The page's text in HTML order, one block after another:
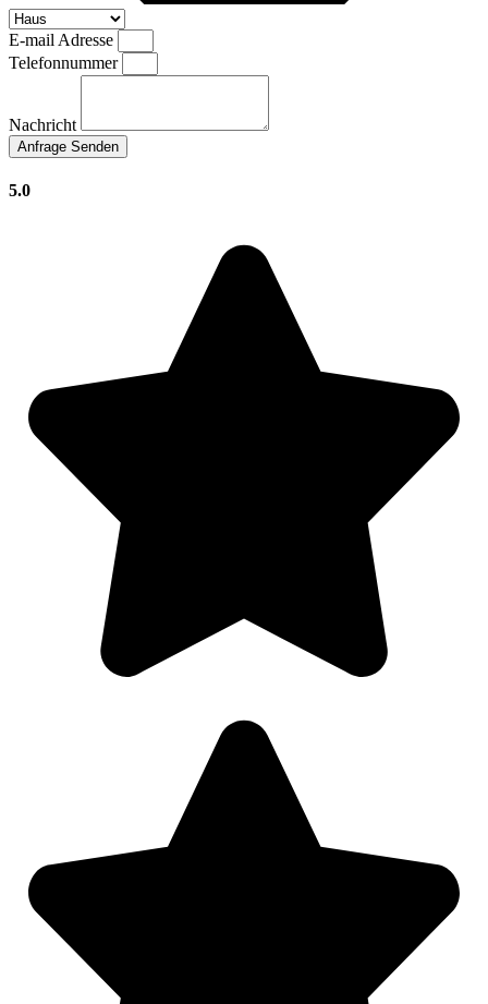
E-mail Adresse
Telefonnummer
Nachricht
Anfrage Senden
5.0